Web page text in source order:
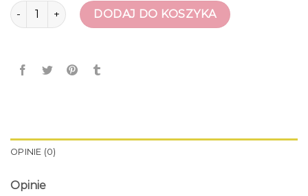
ilość ccc sandały damskieDODAJ DO KOSZYKA
OPINIE (0)
Opinie